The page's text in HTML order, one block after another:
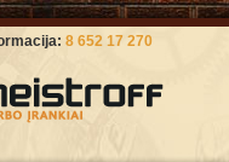
8 652 17 270